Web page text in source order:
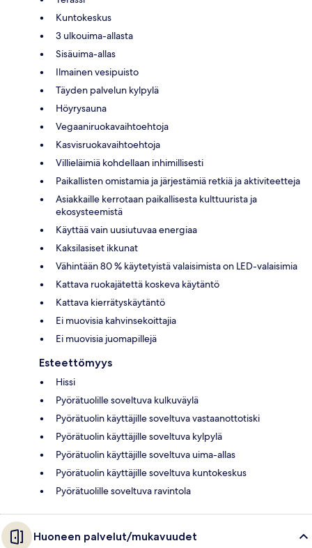
Kuntokeskus
3 ulkouima-allasta
Sisäuima-allas
Ilmainen vesipuisto
Täyden palvelun kylpylä
Höyrysauna
Vegaaniruokavaihtoehtoja
Kasvisruokavaihtoehtoja
Villieläimiä kohdellaan inhimillisesti
Paikallisten omistamia ja järjestämiä retkiä ja aktiviteetteja
Asiakkaille kerrotaan paikallisesta kulttuurista ja
ekosysteemistä
Käyttää vain uusiutuvaa energiaa
Kaksilasiset ikkunat
Vähintään 80 % käytetyistä valaisimista on LED-valaisimia
Kattava ruokajätettä koskeva käytäntö
Kattava kierrätyskäytäntö
Ei muovisia kahvinsekoittajia
Ei muovisia juomapillejä
Esteettömyys
Hissi
Pyörätuolille soveltuva kulkuväylä
Pyörätuolin käyttäjille soveltuva vastaanottotiski
Pyörätuolin käyttäjille soveltuva kylpylä
Pyörätuolin käyttäjille soveltuva uima-allas
Pyörätuolin käyttäjille soveltuva kuntokeskus
Pyörätuolille soveltuva ravintola
Huoneen palvelut/mukavuudet